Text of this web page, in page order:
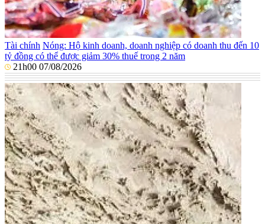
Tài chính Nóng: Hộ kinh doanh, doanh nghiệp có doanh thu đến 10
tỷ đồng có thể được giảm 30% thuế trong 2 năm
21h00 07/08/2026